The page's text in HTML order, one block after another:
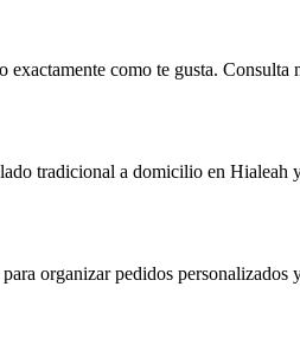
como te gusta. Consulta
tradicional a domicilio en Hialeah
organizar pedidos personalizados